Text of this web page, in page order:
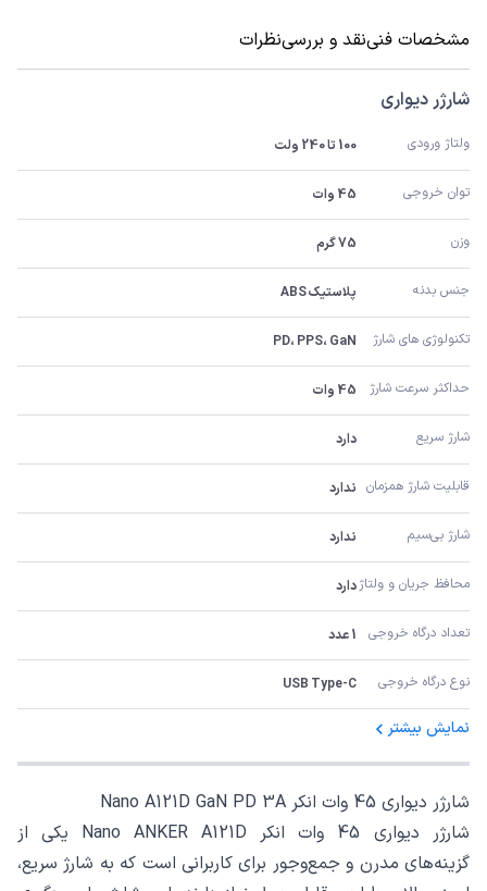
مشخصات فنینقد و بررسینظرات
شارژر دیواری
ولتاژ ورودی 100 تا 240 ولت
توان خروجی 45 وات
وزن 75 گرم
جنس بدنه پلاستیک ABS
تکنولوژی های شارژ PD، PPS، GaN
حداکثر سرعت شارژ 45 وات
شارژ سریع دارد
قابلیت شارژ همزمان ندارد
شارژ بی‌سیم ندارد
محافظ جریان و ولتاژدارد
تعداد درگاه خروجی 1 عدد
نوع درگاه خروجی USB Type-C
نمایش بیشتر
شارژر دیواری 45 وات انکر Nano A121D GaN PD 3A
شارژر دیواری 45 وات انکر Nano ANKER A121D یکی از
گزینه‌های مدرن و جمع‌وجور برای کاربرانی است که به شارژ سریع،